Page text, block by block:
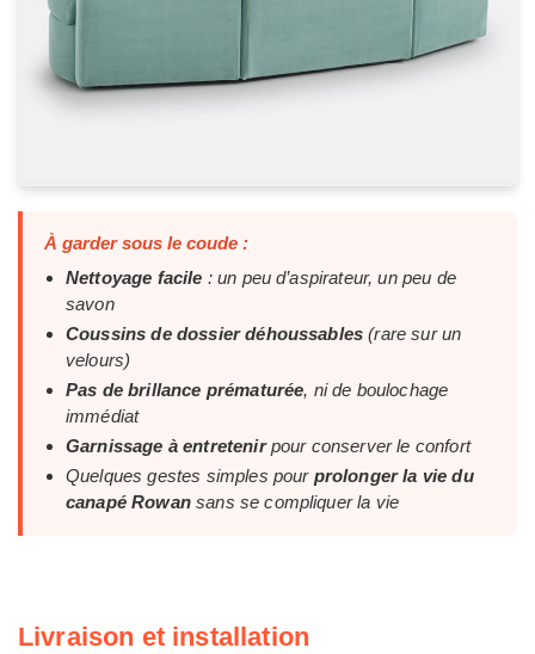
À garder sous le coude :
Nettoyage facile : un peu d’aspirateur, un peu de
savon
Coussins de dossier déhoussables (rare sur un
velours)
Pas de brillance prématurée, ni de boulochage
immédiat
Garnissage à entretenirpour conserver le confort
Quelques gestes simples pour prolonger la vie du
canapé Rowansans se compliquer la vie
Livraison et installation